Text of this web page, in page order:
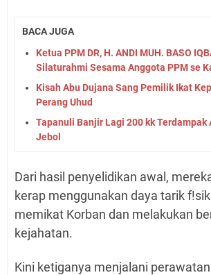
BACA JUGA
Ketua PPM DR, H. ANDI MUH. BASO
Silaturahmi Sesama Anggota PPM se
Kisah Abu Dujana Sang Pemilik Ikat
Perang Uhud
Tapanuli Banjir Lagi 200 kk Terdampak
Jebol
Dari hasil penyelidikan awal,
kerap menggunakan daya tarik
memikat Korban dan melakukan
kejahatan.
Kini ketiganya menjalani